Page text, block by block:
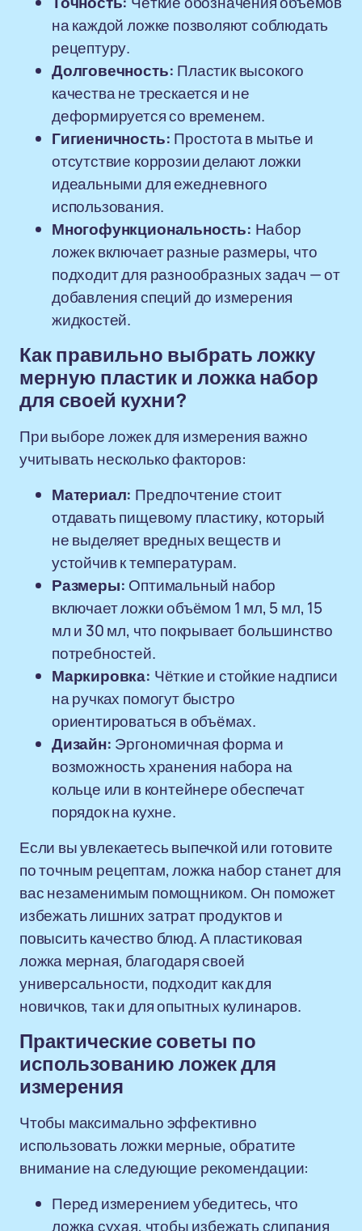
на каждой ложке позволяют соблюдать
рецептуру.
Долговечность: Пластик высокого
качества не трескается и не
деформируется со временем.
Гигиеничность: Простота в мытье и
отсутствие коррозии делают ложки
идеальными для ежедневного
использования.
Многофункциональность: Набор
ложек включает разные размеры, что
подходит для разнообразных задач — от
добавления специй до измерения
жидкостей.
Как правильно выбрать ложку
мерную пластик и ложка набор
для своей кухни?
При выборе ложек для измерения важно
учитывать несколько факторов:
Материал: Предпочтение стоит
отдавать пищевому пластику, который
не выделяет вредных веществ и
устойчив к температурам.
Размеры: Оптимальный набор
включает ложки объёмом 1 мл, 5 мл, 15
мл и 30 мл, что покрывает большинство
потребностей.
Маркировка: Чёткие и стойкие надписи
на ручках помогут быстро
ориентироваться в объёмах.
Дизайн: Эргономичная форма и
возможность хранения набора на
кольце или в контейнере обеспечат
порядок на кухне.
Если вы увлекаетесь выпечкой или готовите
по точным рецептам, ложка набор станет для
вас незаменимым помощником. Он поможет
избежать лишних затрат продуктов и
повысить качество блюд. А пластиковая
ложка мерная, благодаря своей
универсальности, подходит как для
новичков, так и для опытных кулинаров.
Практические советы по
использованию ложек для
измерения
Чтобы максимально эффективно
использовать ложки мерные, обратите
внимание на следующие рекомендации:
Перед измерением убедитесь, что
ложка сухая, чтобы избежать слипания